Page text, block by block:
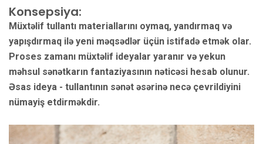
Konsepsiya:
Müxtəlif tullantı materiallarını oymaq, yandırmaq və
yapışdırmaq ilə yeni məqsədlər üçün istifadə etmək olar.
Proses zamanı müxtəlif ideyalar yaranır və yekun
məhsul sənətkarın fantaziyasının nəticəsi hesab olunur.
Əsas ideya - tullantının sənət əsərinə necə çevrildiyini
nümayiş etdirməkdir.